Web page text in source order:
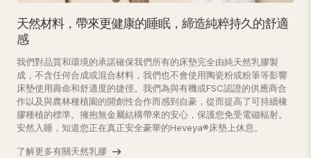
天然材料，帶來更健康的睡眠，締造純粹持久的舒適
感
我們對品質和環境的承諾確保我們所有的床墊完全由純天然乳膠製
成，不含任何合成或混合材料，我們也不會使用陶瓷粉或粉筆等影響
床墊使用壽命和舒適度的捷徑。我們為與有機或FSC認證的供應商合
作以及與農林種植園的開創性合作而感到自豪，從而提高了可持續橡
膠種植的標準。擁抱無金屬結構帶來的安心，保護您免受電磁輻射。
安然入睡，知道您正在真正安全豪華的Heveya®床墊上休息。
了解更多有關天然乳膠